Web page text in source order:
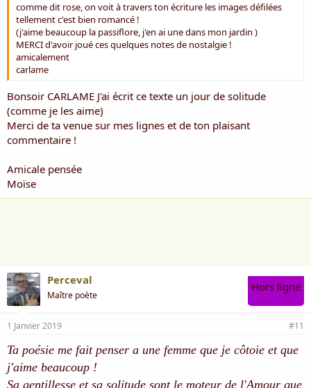
comme dit rose, on voit à travers ton écriture les images défilées
tellement c'est bien romancé !
(j'aime beaucoup la passiflore, j'en ai une dans mon jardin )
MERCI d'avoir joué ces quelques notes de nostalgie !
amicalement
carlame
Bonsoir CARLAME J'ai écrit ce texte un jour de solitude
(comme je les aime)
Merci de ta venue sur mes lignes et de ton plaisant
commentaire !
Amicale pensée
Moïse
Perceval
Maître poète
Hors ligne
1 Janvier 2019 #11
Ta poésie me fait penser a une femme que je côtoie et que
j'aime beaucoup !
Sa gentillesse et sa solitude sont le moteur de l'Amour que